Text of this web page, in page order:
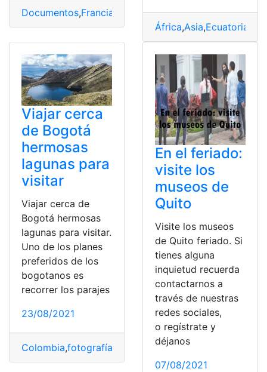
Documentos,Francia Requisitos,Viajar,Visitar
África,Asia,Ecuatorianos
Viajar cerca
de Bogotá
hermosas
lagunas para
visitar
Viajar cerca de
Bogotá hermosas
lagunas para visitar.
Uno de los planes
preferidos de los
bogotanos es
recorrer los parajes
23/08/2021
Colombia,fotografía artística Laguna,
En el feriado:
visite los
museos de
Quito
Visite los museos
de Quito feriado. Si
tienes alguna
inquietud recuerda
contactarnos a
través de nuestras
redes sociales,
o regístrate y
déjanos
07/08/2021